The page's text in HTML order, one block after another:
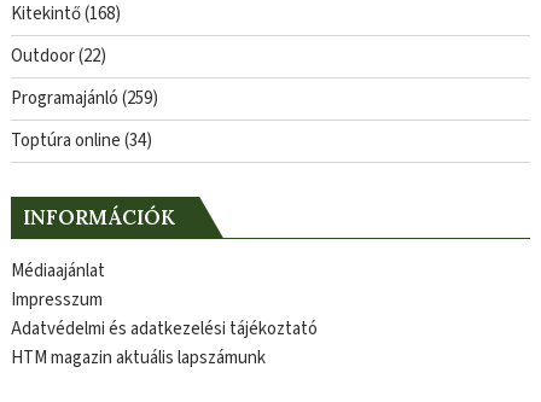
Kitekintő(168)
Outdoor(22)
Programajánló(259)
Toptúra online(34)
INFORMÁCIÓK
Médiaajánlat
Impresszum
Adatvédelmi és adatkezelési tájékoztató
HTM magazin aktuális lapszámunk